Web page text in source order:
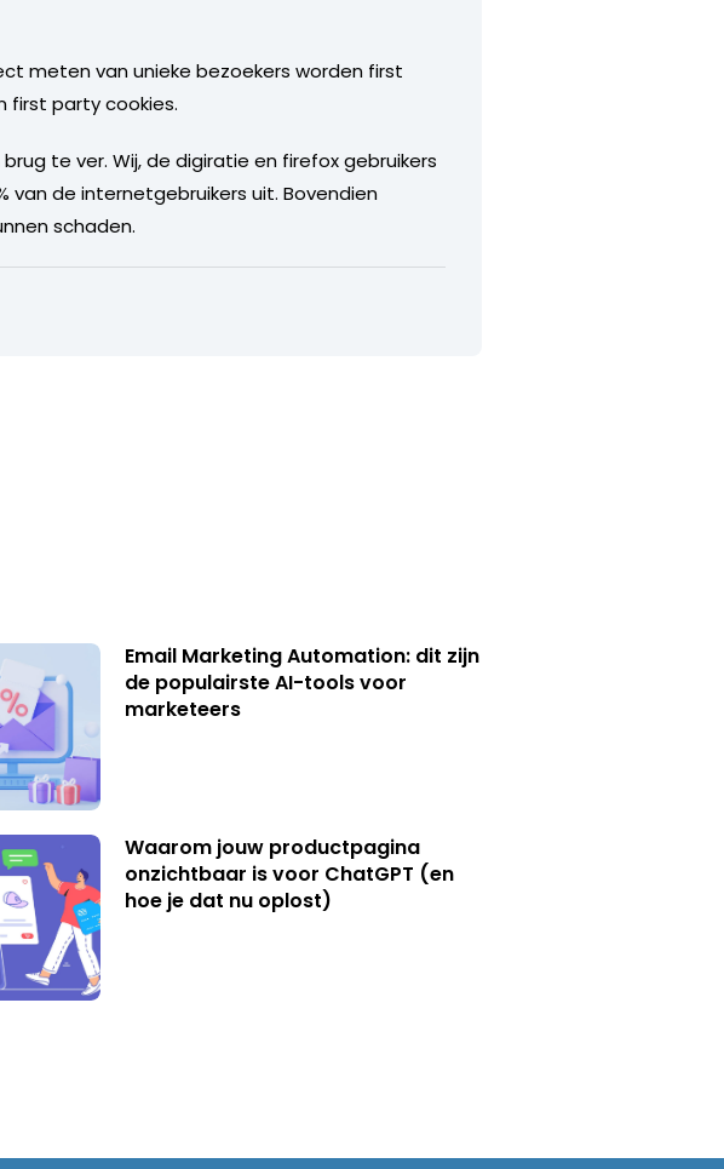
meten van unieke bezoekers worden first
first party cookies.
te ver. Wij, de digiratie en firefox gebruikers
van de internetgebruikers uit. Bovendien
schaden.
Email Marketing Automation: dit zijn
de populairste AI-tools voor
marketeers
Waarom jouw productpagina
onzichtbaar is voor ChatGPT (en
hoe je dat nu oplost)